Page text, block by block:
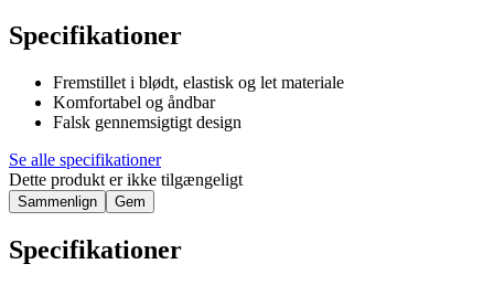
Specifikationer
Fremstillet i blødt, elastisk og let materiale
Komfortabel og åndbar
Falsk gennemsigtigt design
Se alle specifikationer
Dette produkt er ikke tilgængeligt
Sammenlign Gem
Specifikationer